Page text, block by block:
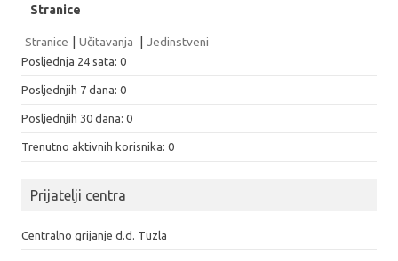
Stranice
Stranice Učitavanja Jedinstveni
Posljednja 24 sata: 0
Posljednjih 7 dana: 0
Posljednjih 30 dana: 0
Trenutno aktivnih korisnika: 0
Prijatelji centra
Centralno grijanje d.d. Tuzla